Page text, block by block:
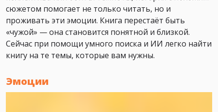
сюжетом помогает не только читать, но и
проживать эти эмоции. Книга перестаёт быть
«чужой» — она становится понятной и близкой.
Сейчас при помощи умного поиска и ИИ легко найти
книгу на те темы, которые вам нужны.
Эмоции